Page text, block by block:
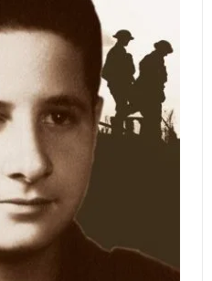
gozdove po butare in
da so dobili za plačilo
vedno primanjkovalo.